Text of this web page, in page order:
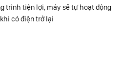
trình tiện lợi, máy sẽ tự hoạt động
có điện trở lại